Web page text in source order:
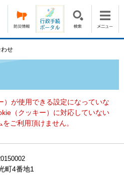
せ
）が使用できる設定になっていな
（クッキー）に対応していない
ご利用頂けません。
町4番地1